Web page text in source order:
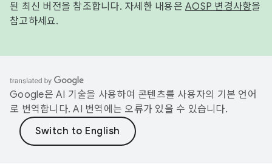
된 최신 버전을 참조합니다. 자세한 내용은 AOSP 변경사항을
참고하세요.
Google은 AI 기술을 사용하여 콘텐츠를 사용자의 기본 언어
로 번역합니다. AI 번역에는 오류가 있을 수 있습니다.